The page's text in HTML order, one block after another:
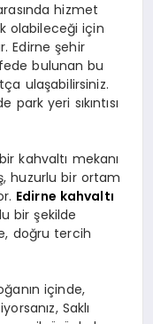
hizmet
olabileceği için
Edirne şehir
bulunan bu
ulaşabilirsiniz.
yeri sıkıntısı
kahvaltı mekanı
huzurlu bir ortam
Edirne kahvaltı
bir şekilde
doğru tercih
içinde,
Saklı